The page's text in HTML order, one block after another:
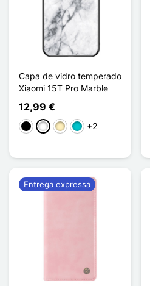
Capa de vidro temperado
Xiaomi 15T Pro Marble
12,99 €
PretoBrancoOuroTurquesa
+2
Entrega expressa